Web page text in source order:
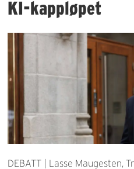
KI-kappløpet
DEBATT | Lasse Maugesten,